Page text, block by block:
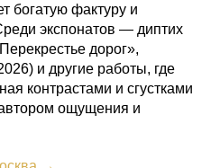
богатую фактуру и
экспонатов — диптих
дорог»,
и другие работы, где
контрастами и сгустками
ощущения и